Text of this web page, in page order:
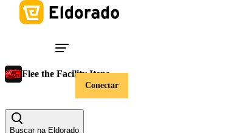
Conectar
Buscar na Eldorado
Flee the Facility Itens
Valor
Limpar filtros